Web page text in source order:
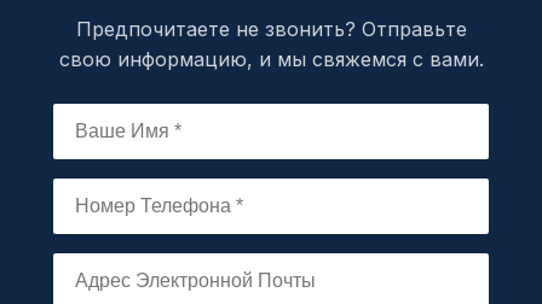
Предпочитаете не звонить? Отправьте
свою информацию, и мы свяжемся с вами.